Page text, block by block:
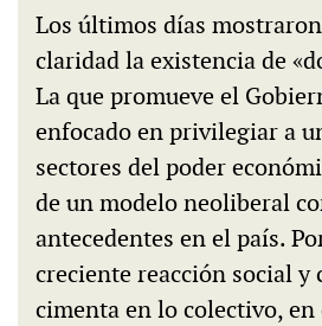
Los últimos días
claridad la existencia de
La que promueve el
enfocado en privilegiar a
sectores del poder
de un modelo neoliberal
antecedentes en el país.
creciente reacción social y
cimenta en lo colectivo, en